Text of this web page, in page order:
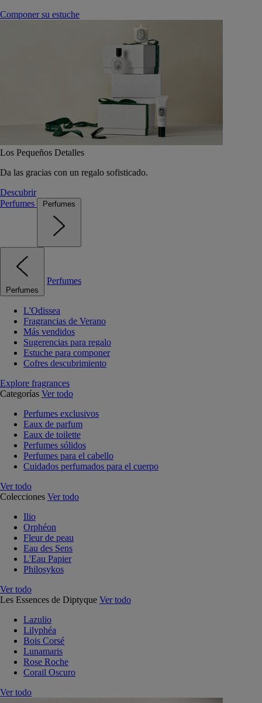
Componer su estuche
Los Pequeños Detalles
Da las gracias con un regalo sofisticado.
Descubrir
Perfumes
Perfumes
Perfumes
Perfumes
L'Odissea
Fragrancias de Verano
Más vendidos
Sugerencias para regalo
Estuche para componer
Cofres descubrimiento
Explore fragrances
Categorías Ver todo
Perfumes exclusivos
Eaux de parfum
Eaux de toilette
Perfumes sólidos
Perfumes para el cabello
Cuidados perfumados para el cuerpo
Ver todo
Colecciones Ver todo
Ilio
Orphéon
Fleur de peau
Eau des Sens
L'Eau Papier
Philosykos
Ver todo
Les Essences de Diptyque Ver todo
Lazulio
Lilyphéa
Bois Corsé
Lunamaris
Rose Roche
Corail Oscuro
Ver todo